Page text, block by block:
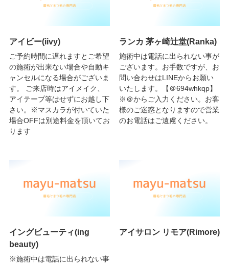
アイビー(iivy)
ご予約時間に遅れますとご希望
の施術が出来ない場合や自動キ
ャンセルになる場合がございま
す。 ご来店時はアイメイク、
アイテープ等はせずにお越し下
さい。※マスカラが付いていた
場合OFFは別途料金を頂いてお
ります
ランカ 茅ヶ崎辻堂(Ranka)
施術中は電話に出られない事が
ございます。お手数ですが、お
問い合わせはLINEからお願い
いたします。【＠694whkqp】
※＠からご入力ください。お客
様のご迷惑となりますので営業
のお電話はご遠慮ください。
イングビューティ(ing
beauty)
※施術中は電話に出られない事
アイサロン リモア(Rimore)